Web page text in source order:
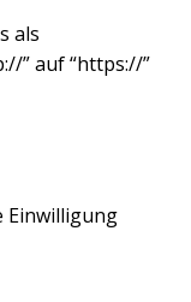
als
” auf “https://”
Einwilligung